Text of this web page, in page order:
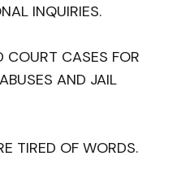
INQUIRIES.
COURT CASES FOR
AND JAIL
TIRED OF WORDS.